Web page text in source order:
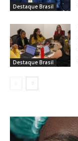
Destaque Brasil
Destaque Brasil